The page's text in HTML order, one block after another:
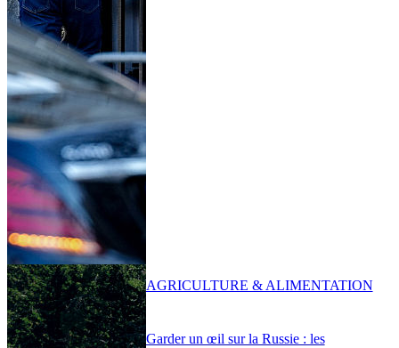
Garder un œil sur la Russie : les
AGRICULTURE & ALIMENTATION